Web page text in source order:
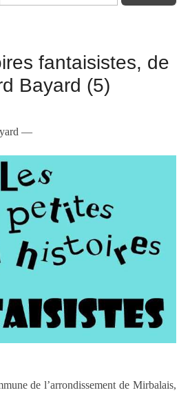
fantaisistes, de
Bayard (5)
—
de l’arrondissement de Mirbalais,